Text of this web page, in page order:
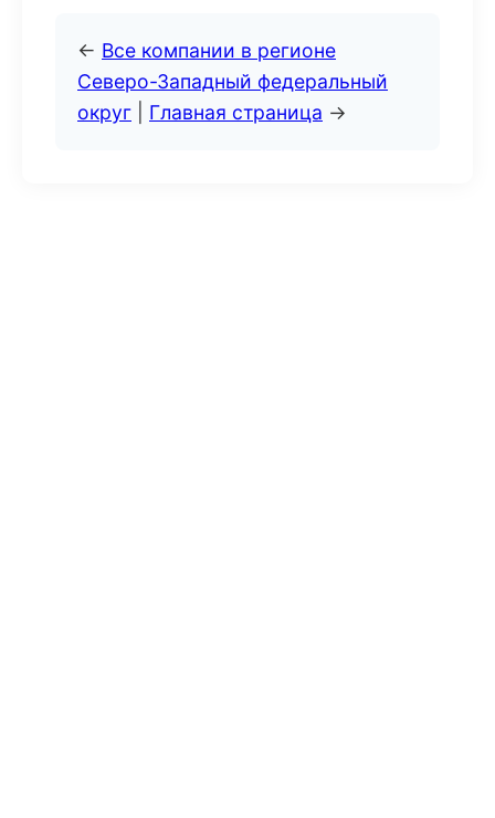
← Все компании в регионе
Северо-Западный федеральный
округ
Главная страница →